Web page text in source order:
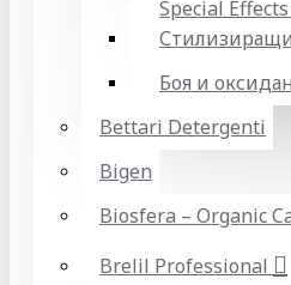
Special
Боя и
Bettari Detergenti
Bigen
Biosfera – Organic
Brelil Professional